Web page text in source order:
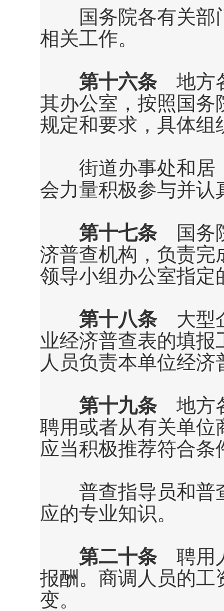
国务院各有关部
相关工作。
第十六条地方各
其办公室，按照国务
规定和要求，具体组
街道办事处和居
会力量积极参与并认
第十七条国务院
济普查机构，负责完
领导小组办公室指定
第十八条大型企
业经济普查表的填
人员负责本单位经
第十九条地方各
聘用或者从有关单位
应当积极推荐符合
普查指导员和普
应的专业知识。
第二十条聘用人
报酬。商调人员的工
变。